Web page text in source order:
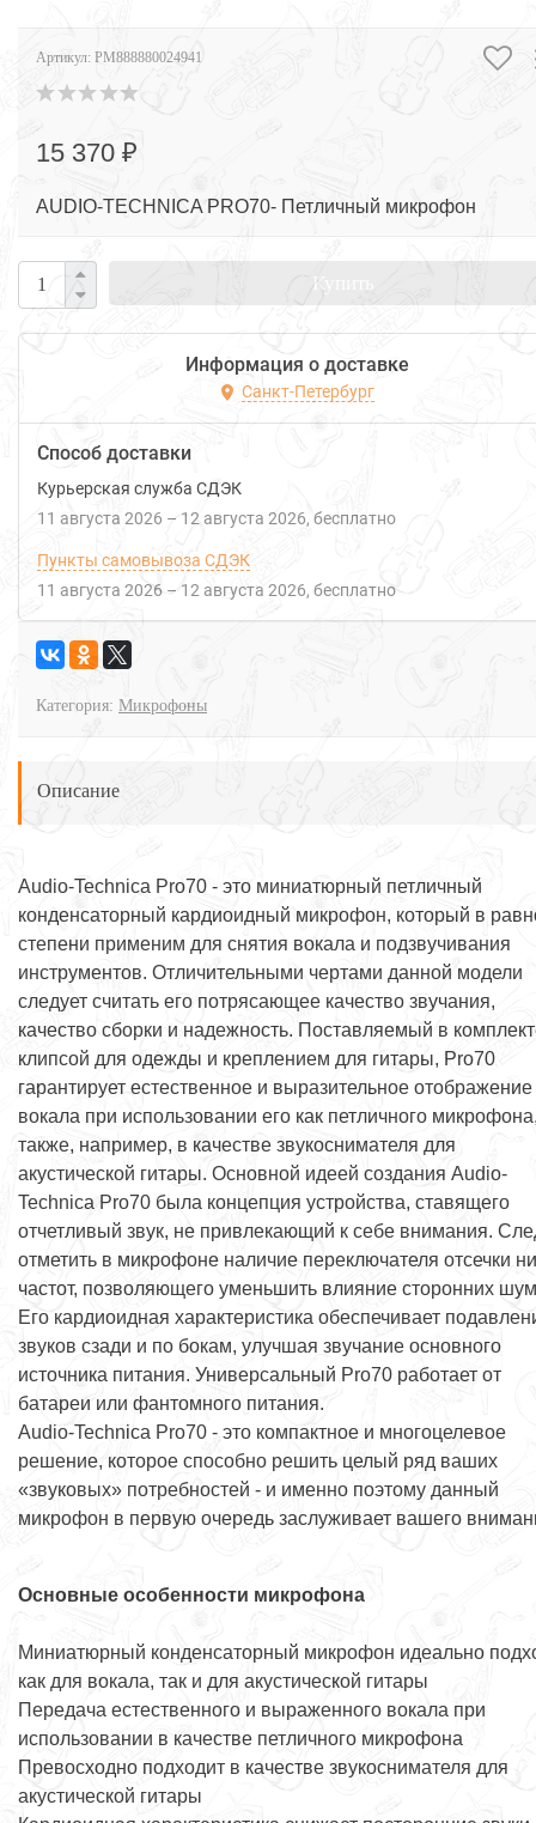
Артикул: PM888880024941
15 370 ₽
AUDIO-TECHNICA PRO70- Петличный микрофон
Купить
Информация о доставке
Санкт-Петербург
Способ доставки
Курьерская служба СДЭК
11 августа 2026 – 12 августа 2026 Бесплатно
Пункты самовывоза СДЭК
11 августа 2026 – 12 августа 2026 Бесплатно
Категория: Микрофоны
Описание
Audio-Technica Pro70 - это миниатюрный петличный
конденсаторный кардиоидный микрофон, который в
степени применим для снятия вокала и подзвучивания
инструментов. Отличительными чертами данной модели
следует считать его потрясающее качество звучания,
качество сборки и надежность. Поставляемый в
клипсой для одежды и креплением для гитары, Pro70
гарантирует естественное и выразительное отображение
вокала при использовании его как петличного
также, например, в качестве звукоснимателя для
акустической гитары. Основной идеей создания Audio-
Technica Pro70 была концепция устройства, ставящего
отчетливый звук, не привлекающий к себе внимания.
отметить в микрофоне наличие переключателя отсечки
частот, позволяющего уменьшить влияние сторонних
Его кардиоидная характеристика обеспечивает
звуков сзади и по бокам, улучшая звучание основного
источника питания. Универсальный Pro70 работает от
батареи или фантомного питания.
Audio-Technica Pro70 - это компактное и многоцелевое
решение, которое способно решить целый ряд ваших
«звуковых» потребностей - и именно поэтому данный
микрофон в первую очередь заслуживает вашего
Основные особенности микрофона
Миниатюрный конденсаторный микрофон идеально
как для вокала, так и для акустической гитары
Передача естественного и выраженного вокала при
использовании в качестве петличного микрофона
Превосходно подходит в качестве звукоснимателя для
акустической гитары